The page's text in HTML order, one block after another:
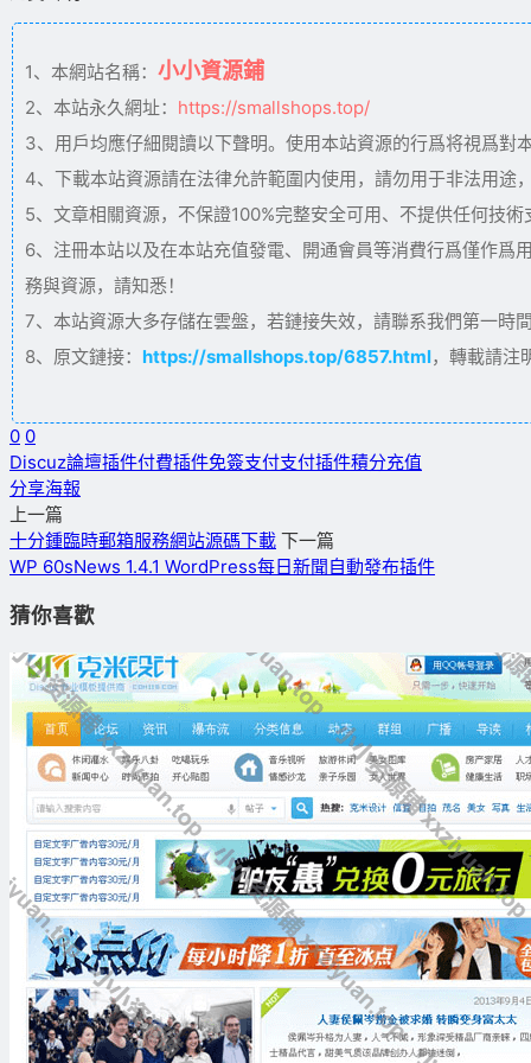
1、本網站名稱： 小小資源鋪
2、本站永久網址： https://smallshops.top/
3、用戶均應仔細閱讀以下聲明。使用本站資源的行爲将視爲對
4、下載本站資源請在法律允許範圍内使用，請勿用于非法用途
5、文章相關資源，不保證100%完整安全可用、不提供任何技
6、注冊本站以及在本站充值發電、開通會員等消費行爲僅作
務與資源，請知悉！
7、本站資源大多存儲在雲盤，若鏈接失效，請聯系我們第一
8、原文鏈接： https://smallshops.top/6857.html，轉載請注
0 0
Discuz論壇插件付費插件免簽支付支付插件積分充值
分享海報
上一篇
十分鍾臨時郵箱服務網站源碼下載 下一篇
WP 60sNews 1.4.1 WordPress每日新聞自動發布插件
猜你喜歡